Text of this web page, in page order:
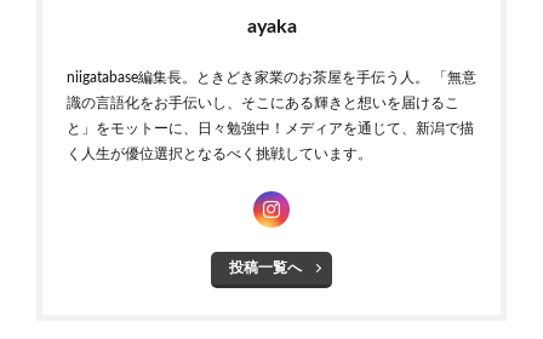
ayaka
niigatabase編集長。ときどき家業のお茶屋を手伝う人。 「無意
識の言語化をお手伝いし、そこにある輝きと想いを届けるこ
と」をモットーに、日々勉強中！メディアを通じて、新潟で描
く人生が優位選択となるべく挑戦しています。
投稿一覧へ